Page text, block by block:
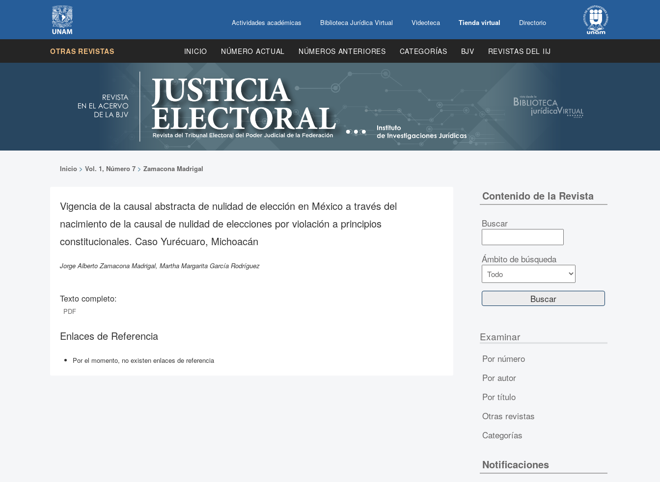
Actividades académicas Biblioteca Jurídica Virtual Videoteca Tienda virtual Directorio
OTRAS REVISTAS INICIO NÚMERO ACTUAL NÚMEROS ANTERIORES CATEGORÍAS BJV REVISTAS DEL IIJ
Inicio > Vol. 1, Número 7 > Zamacona Madrigal
Vigencia de la causal abstracta de nulidad de elección en México a través del
nacimiento de la causal de nulidad de elecciones por violación a principios
constitucionales. Caso Yurécuaro, Michoacán
Jorge Alberto Zamacona Madrigal, Martha Margarita García Rodríguez
Texto completo:
PDF
Enlaces de Referencia
Por el momento, no existen enlaces de referencia
Contenido de la Revista
Buscar
Ámbito de búsqueda
Examinar
Por número
Por autor
Por título
Otras revistas
Categorías
Notificaciones